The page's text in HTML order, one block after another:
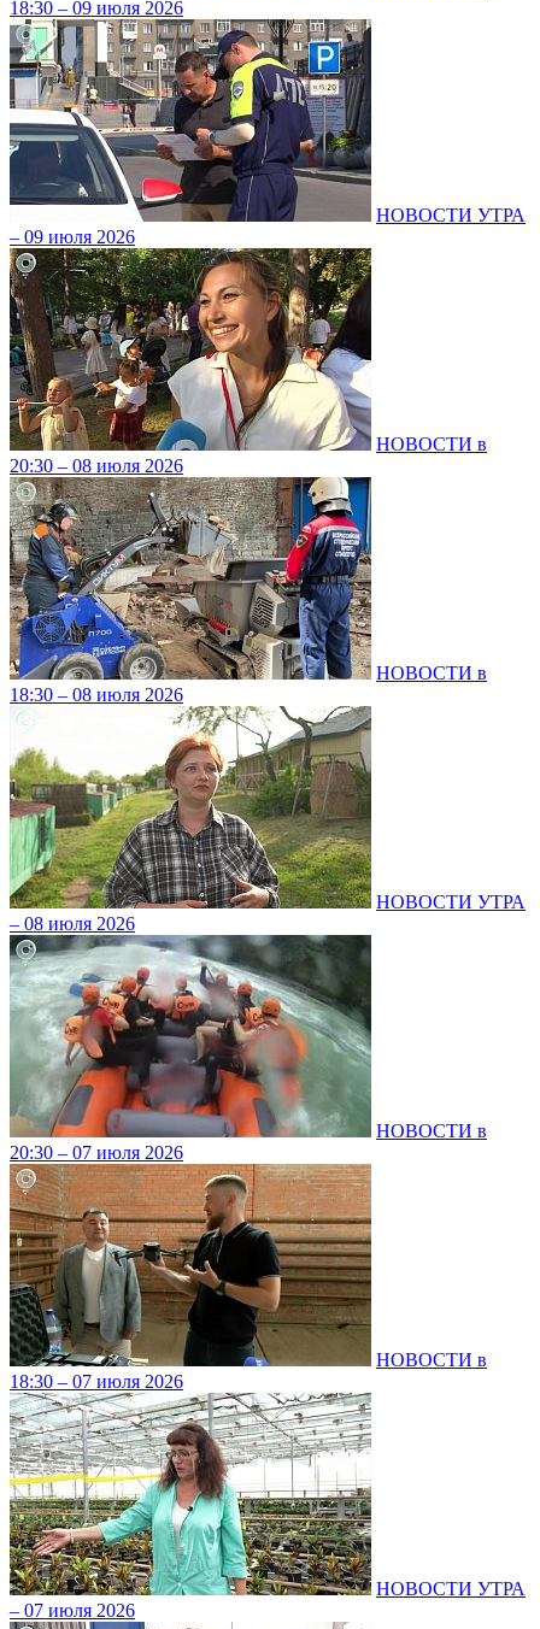
18:30 – 09 июля 2026
НОВОСТИ УТРА
– 09 июля 2026
НОВОСТИ в
20:30 – 08 июля 2026
НОВОСТИ в
18:30 – 08 июля 2026
НОВОСТИ УТРА
– 08 июля 2026
НОВОСТИ в
20:30 – 07 июля 2026
НОВОСТИ в
18:30 – 07 июля 2026
НОВОСТИ УТРА
– 07 июля 2026